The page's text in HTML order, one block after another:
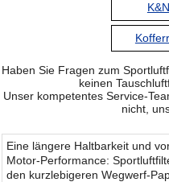
Haben Sie Fragen zum
keinen
Unser kompetentes Service-
nicht,
Eine längere Haltbarkeit und
Motor-Performance:
den kurzlebigeren Wegwerf-